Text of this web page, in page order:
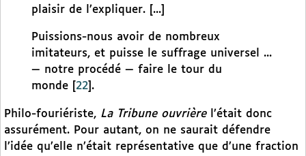
plaisir de l’expliquer. [...]
Puissions-nous avoir de nombreux
imitateurs, et puisse le suffrage universel ...
— notre procédé — faire le tour du
monde
22 .
Philo-fouriériste, La Tribune ouvrièrel’était donc
assurément. Pour autant, on ne saurait défendre
l’idée qu’elle n’était représentative que d’une fraction